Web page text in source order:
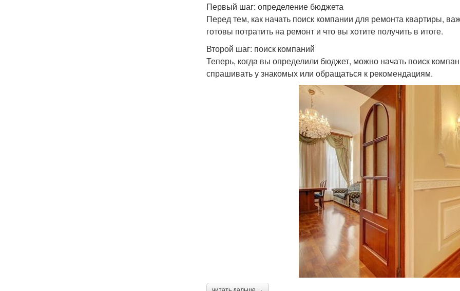
Первый шаг: определение бюджета
Перед тем, как начать поиск компании для ремонта квартиры,
готовы потратить на ремонт и что вы хотите получить в итоге.
Второй шаг: поиск компаний
Теперь, когда вы определили бюджет, можно начать поиск
спрашивать у знакомых или обращаться к рекомендациям.